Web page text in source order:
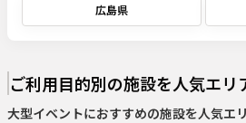
広島県
ご利用目的別の施設を人気エリ
大型イベントにおすすめの施設を人気エ